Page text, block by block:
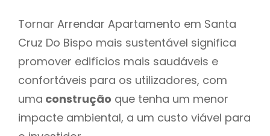
Tornar Arrendar Apartamento em Santa
Cruz Do Bispo mais sustentável significa
promover edifícios mais saudáveis e
confortáveis para os utilizadores, com
uma construção que tenha um menor
impacte ambiental, a um custo viável para